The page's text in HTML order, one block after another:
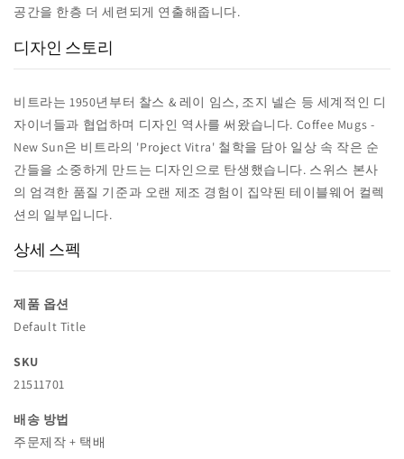
공간을 한층 더 세련되게 연출해줍니다.
디자인 스토리
비트라는 1950년부터 찰스 & 레이 임스, 조지 넬슨 등 세계적인 디
자이너들과 협업하며 디자인 역사를 써왔습니다. Coffee Mugs -
New Sun은 비트라의 'Project Vitra' 철학을 담아 일상 속 작은 순
간들을 소중하게 만드는 디자인으로 탄생했습니다. 스위스 본사
의 엄격한 품질 기준과 오랜 제조 경험이 집약된 테이블웨어 컬렉
션의 일부입니다.
상세 스펙
제품 옵션
Default Title
SKU
21511701
배송 방법
주문제작 + 택배